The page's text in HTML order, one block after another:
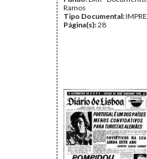
Ramos
Tipo Documental:
Página(s):28